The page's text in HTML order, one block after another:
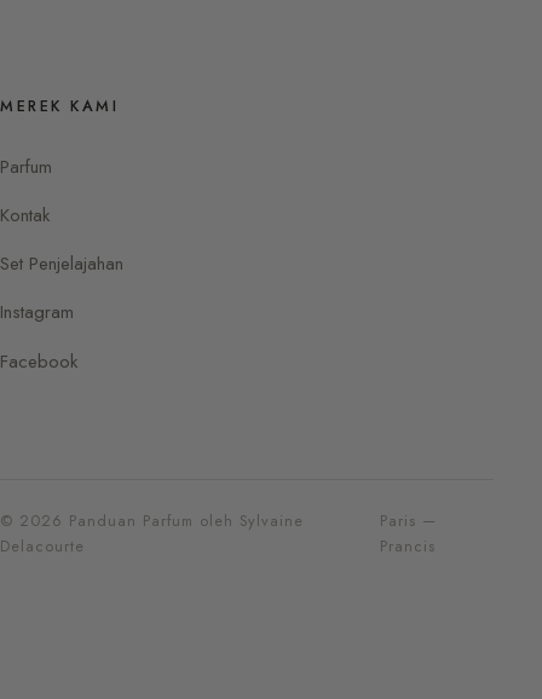
MEREK KAMI
Parfum
Kontak
Set Penjelajahan
Instagram
Facebook
© 2026 Panduan Parfum oleh Sylvaine
Delacourte
Paris —
Prancis